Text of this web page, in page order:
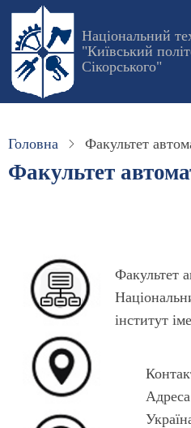
Перейти
основного
вмісту
Національний
"Київський
Сікорського"
Головна Факультет
Факультет
Факультет
інститут